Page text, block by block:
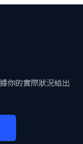
你的實際狀況給出